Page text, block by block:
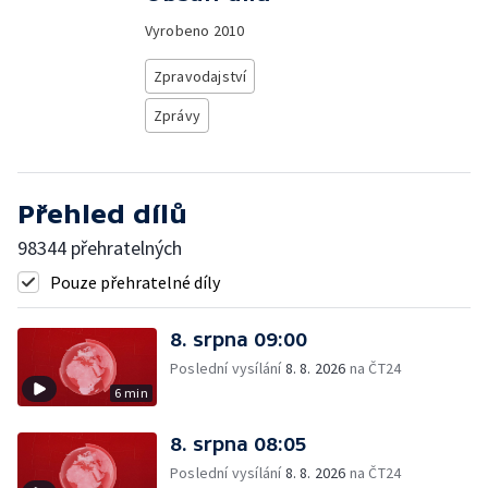
Vyrobeno 2010
Zpravodajství
Zprávy
Přehled dílů
98344 přehratelných
Pouze přehratelné díly
6 min
8. srpna 09:00
Poslední vysílání8. 8. 2026 na ČT24
8. srpna 08:05
Poslední vysílání8. 8. 2026 na ČT24